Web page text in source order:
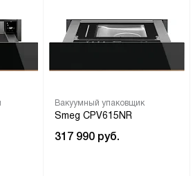
Вакуумный упаковщик
Smeg CPV615NR
317 990 руб.